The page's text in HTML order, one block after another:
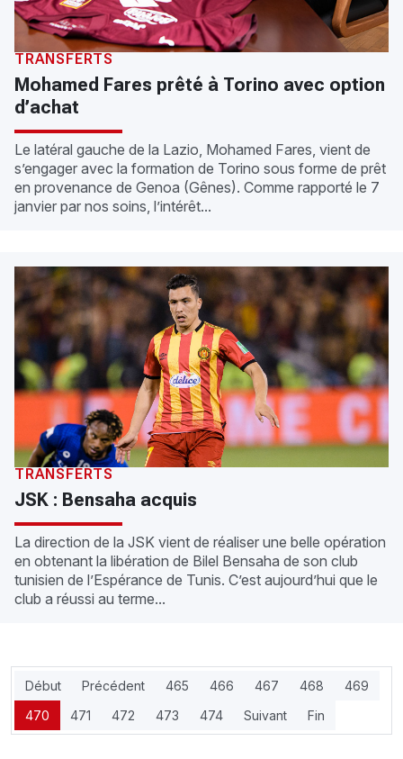
TRANSFERTS
Mohamed Fares prêté à Torino avec option
d’achat
Le latéral gauche de la Lazio, Mohamed Fares, vient de
s’engager avec la formation de Torino sous forme de prêt
en provenance de Genoa (Gênes). Comme rapporté le 7
janvier par nos soins, l’intérêt...
TRANSFERTS
JSK : Bensaha acquis
La direction de la JSK vient de réaliser une belle opération
en obtenant la libération de Bilel Bensaha de son club
tunisien de l’Espérance de Tunis. C’est aujourd’hui que le
club a réussi au terme...
Début Précédent 465 466 467 468
469
470
471 472 473 474 Suivant Fin